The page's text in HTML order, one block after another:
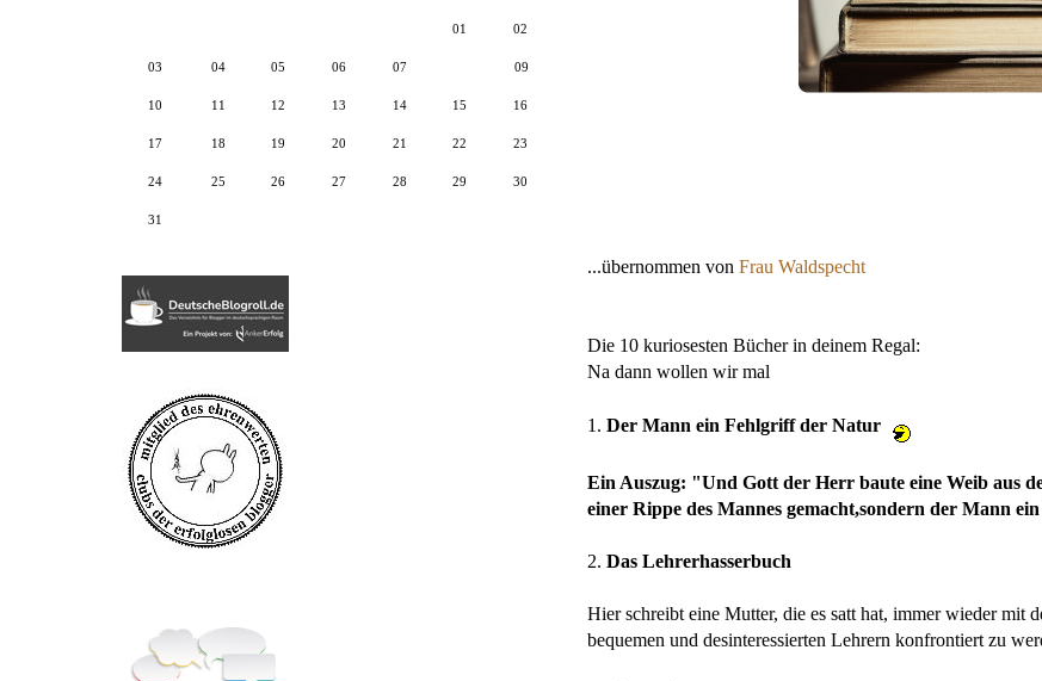
...übernommen von Frau Waldspecht
Die 10 kuriosesten Bücher in deinem Regal:
Na dann wollen wir mal
1. Der Mann ein Fehlgriff der Natur
Ein Auszug: "Und Gott der Herr baute eine Weib aus
einer Rippe des Mannes gemacht,sondern der Mann
2. Das Lehrerhasserbuch
Hier schreibt eine Mutter, die es satt hat, immer wieder mit
bequemen und desinteressierten Lehrern konfrontiert zu
01 02
03 04 05 06 07 09
10 11 12 13 14 15 16
17 18 19 20 21 22 23
24 25 26 27 28 29 30
31